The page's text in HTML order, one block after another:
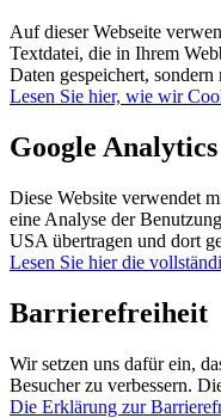
Auf dieser Webseite
Textdatei, die in Ihrem
Daten gespeichert,
Lesen Sie hier, wie wir
Google Analytics
Diese Website verwendet
eine Analyse der
USA übertragen und dort
Lesen Sie hier die
Barrierefreiheit
Wir setzen uns dafür ein,
Besucher zu verbessern.
Die Erklärung zur